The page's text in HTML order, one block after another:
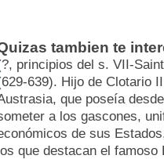
tambien te
principios del s. VII-
639). Hijo de Clotario
que poseía
a los gascones,
de sus
que destacan el